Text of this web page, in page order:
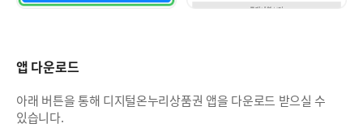
앱 다운로드
아래 버튼을 통해 디지털온누리상품권 앱을 다운로드 받으실 수
있습니다.